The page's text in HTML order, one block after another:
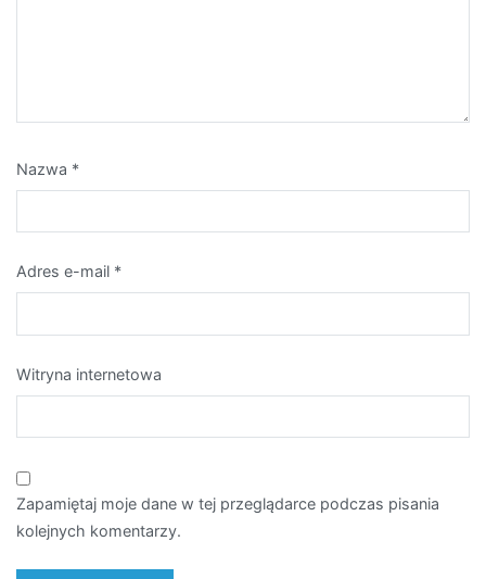
Nazwa *
Adres e-mail *
Witryna internetowa
Zapamiętaj moje dane w tej przeglądarce podczas pisania
kolejnych komentarzy.